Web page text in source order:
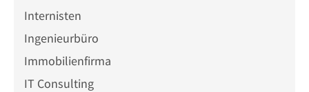
Internisten
Ingenieurbüro
Immobilienfirma
IT Consulting